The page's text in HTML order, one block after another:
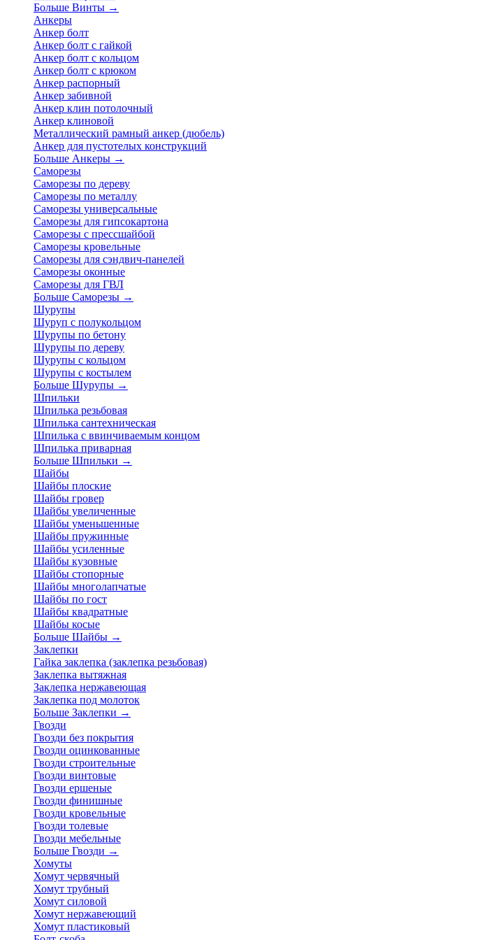
Больше Винты →
Анкеры
Анкер болт
Анкер болт с гайкой
Анкер болт с кольцом
Анкер болт с крюком
Анкер распорный
Анкер забивной
Анкер клин потолочный
Анкер клиновой
Металлический рамный анкер (дюбель)
Анкер для пустотелых конструкций
Больше Анкеры →
Саморезы
Саморезы по дереву
Саморезы по металлу
Саморезы универсальные
Саморезы для гипсокартона
Саморезы с прессшайбой
Саморезы кровельные
Саморезы для сэндвич-панелей
Саморезы оконные
Саморезы для ГВЛ
Больше Саморезы →
Шурупы
Шуруп с полукольцом
Шурупы по бетону
Шурупы по дереву
Шурупы с кольцом
Шурупы с костылем
Больше Шурупы →
Шпильки
Шпилька резьбовая
Шпилька сантехническая
Шпилька с ввинчиваемым концом
Шпилька приварная
Больше Шпильки →
Шайбы
Шайбы плоские
Шайбы гровер
Шайбы увеличенные
Шайбы уменьшенные
Шайбы пружинные
Шайбы усиленные
Шайбы кузовные
Шайбы стопорные
Шайбы многолапчатые
Шайбы по гост
Шайбы квадратные
Шайбы косые
Больше Шайбы →
Заклепки
Гайка заклепка (заклепка резьбовая)
Заклепка вытяжная
Заклепка нержавеющая
Заклепка под молоток
Больше Заклепки →
Гвозди
Гвозди без покрытия
Гвозди оцинкованные
Гвозди строительные
Гвозди винтовые
Гвозди ершеные
Гвозди финишные
Гвозди кровельные
Гвозди толевые
Гвозди мебельные
Больше Гвозди →
Хомуты
Хомут червячный
Хомут трубный
Хомут силовой
Хомут нержавеющий
Хомут пластиковый